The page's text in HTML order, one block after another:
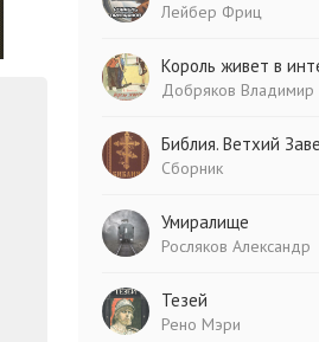
Лейбер Фриц
Король живет в
Добряков Владимир
Библия. Ветхий
Сборник
Умиралище
Росляков Александр
Тезей
Рено Мэри